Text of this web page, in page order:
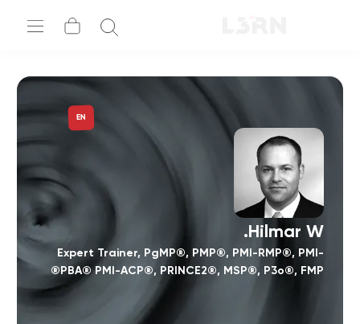
EN
Hilmar W.
Expert Trainer, PgMP®, PMP®, PMI-RMP®, PMI-
PBA® PMI-ACP®, PRINCE2®, MSP®, P3o®, FMP®